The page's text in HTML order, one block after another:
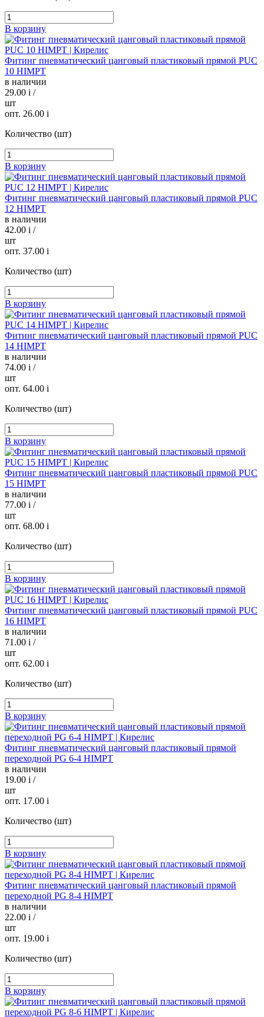
В корзину
Фитинг пневматический цанговый пластиковый прямой PUC
10 HIMPT
в наличии
29.00 i /
шт
опт. 26.00 i
Количество (шт)
В корзину
Фитинг пневматический цанговый пластиковый прямой PUC
12 HIMPT
в наличии
42.00 i /
шт
опт. 37.00 i
Количество (шт)
В корзину
Фитинг пневматический цанговый пластиковый прямой PUC
14 HIMPT
в наличии
74.00 i /
шт
опт. 64.00 i
Количество (шт)
В корзину
Фитинг пневматический цанговый пластиковый прямой PUC
15 HIMPT
в наличии
77.00 i /
шт
опт. 68.00 i
Количество (шт)
В корзину
Фитинг пневматический цанговый пластиковый прямой PUC
16 HIMPT
в наличии
71.00 i /
шт
опт. 62.00 i
Количество (шт)
В корзину
Фитинг пневматический цанговый пластиковый прямой
переходной PG 6-4 HIMPT
в наличии
19.00 i /
шт
опт. 17.00 i
Количество (шт)
В корзину
Фитинг пневматический цанговый пластиковый прямой
переходной PG 8-4 HIMPT
в наличии
22.00 i /
шт
опт. 19.00 i
Количество (шт)
В корзину